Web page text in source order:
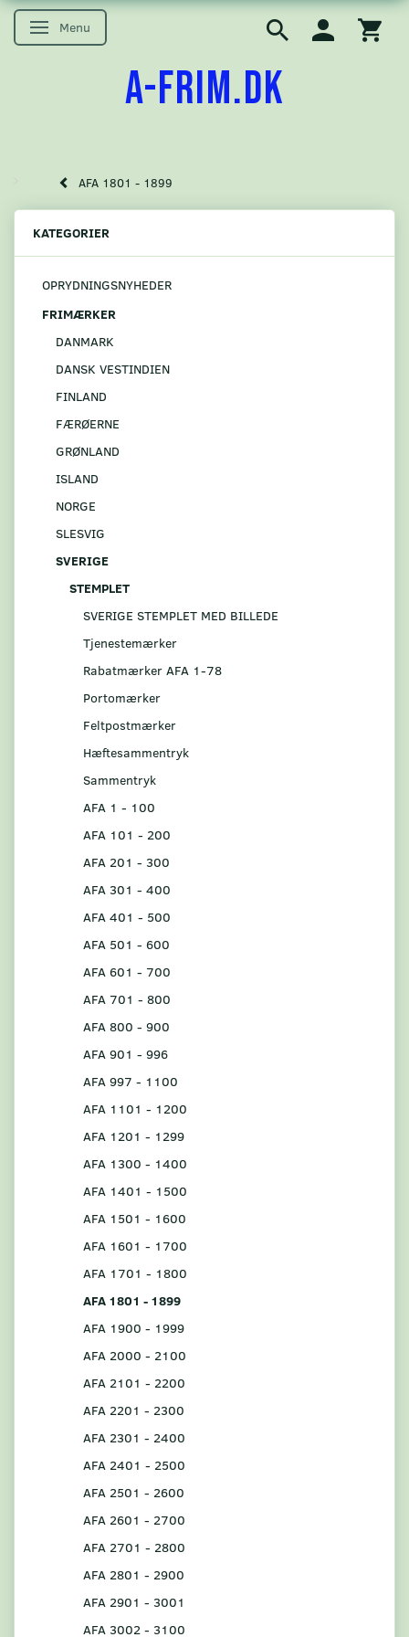
Skifte navigation
Menu
A-FRIM.DK
AFA 1801 - 1899
KATEGORIER
OPRYDNINGSNYHEDER
FRIMÆRKER
DANMARK
DANSK VESTINDIEN
FINLAND
FÆRØERNE
GRØNLAND
ISLAND
NORGE
SLESVIG
SVERIGE
STEMPLET
SVERIGE STEMPLET MED BILLEDE
Tjenestemærker
Rabatmærker AFA 1-78
Portomærker
Feltpostmærker
Hæftesammentryk
Sammentryk
AFA 1 - 100
AFA 101 - 200
AFA 201 - 300
AFA 301 - 400
AFA 401 - 500
AFA 501 - 600
AFA 601 - 700
AFA 701 - 800
AFA 800 - 900
AFA 901 - 996
AFA 997 - 1100
AFA 1101 - 1200
AFA 1201 - 1299
AFA 1300 - 1400
AFA 1401 - 1500
AFA 1501 - 1600
AFA 1601 - 1700
AFA 1701 - 1800
AFA 1801 - 1899
AFA 1900 - 1999
AFA 2000 - 2100
AFA 2101 - 2200
AFA 2201 - 2300
AFA 2301 - 2400
AFA 2401 - 2500
AFA 2501 - 2600
AFA 2601 - 2700
AFA 2701 - 2800
AFA 2801 - 2900
AFA 2901 - 3001
AFA 3002 - 3100